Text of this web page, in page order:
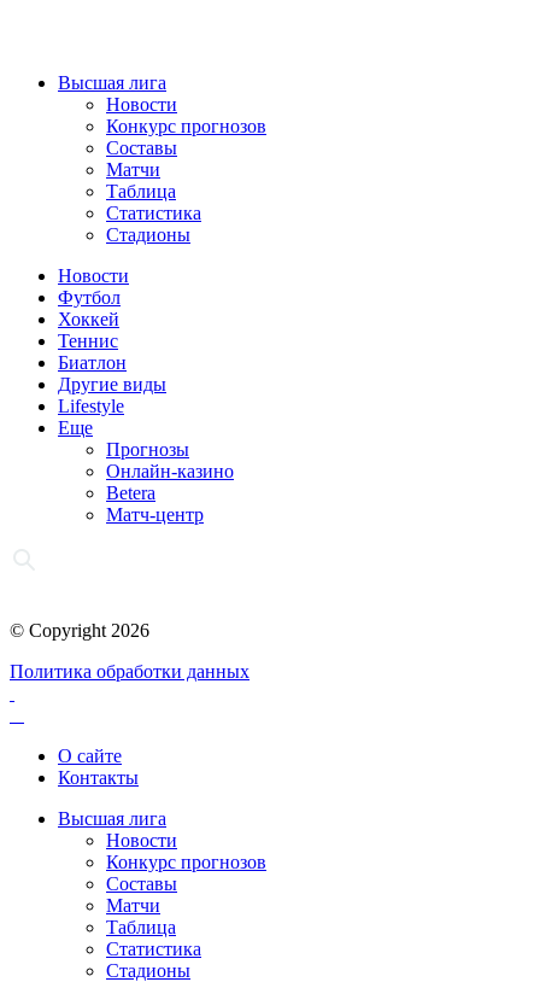
Высшая лига
Новости
Конкурс прогнозов
Составы
Матчи
Таблица
Статистика
Стадионы
Новости
Футбол
Хоккей
Теннис
Биатлон
Другие виды
Lifestyle
Еще
Прогнозы
Онлайн-казино
Betera
Матч-центр
© Copyright 2026
Политика обработки данных
О сайте
Контакты
Высшая лига
Новости
Конкурс прогнозов
Составы
Матчи
Таблица
Статистика
Стадионы